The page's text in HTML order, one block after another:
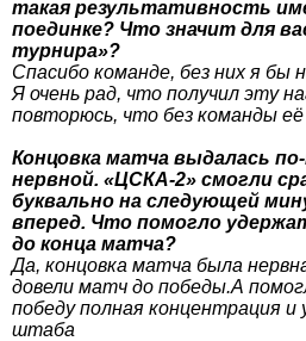
такая результативность
поединке? Что значит для
турнира»?
Спасибо команде, без них я бы
Я очень рад, что получил эту
повторюсь, что без команды
Концовка матча выдалась
нервной. «ЦСКА-2» смогли
буквально на следующей
вперед. Что помогло
до конца матча?
Да, концовка матча была
довели матч до победы.А
победу полная концентрация и
штаба